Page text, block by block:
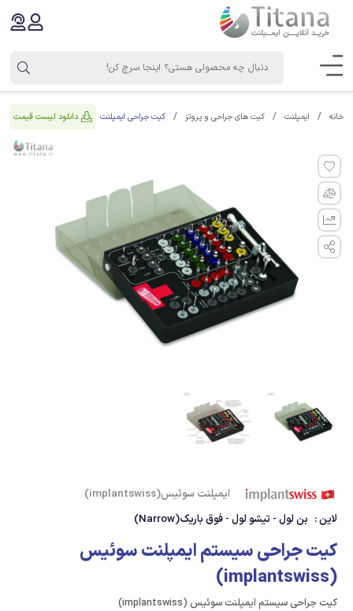
خانه ایمپلنت کیت های جراحی و پروتز کیت جراحی ایمپلنت دانلود لیست قیمت
ایمپلنت سوئیس(implantswiss)
لاین : بن لول - تیشو لول - فوق باریک(Narrow)
کیت جراحی سیستم ایمپلنت سوئیس
(implantswiss)
کیت جراحی سیستم ایمپلنت سوئیس (implantswiss)